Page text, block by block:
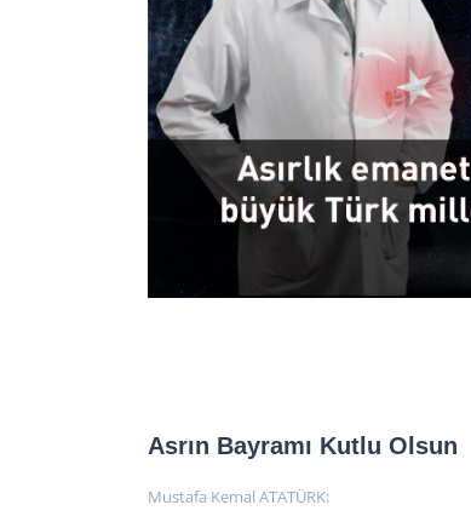
Asrın Bayramı Kutlu Olsun
Mustafa Kemal ATATÜRK: